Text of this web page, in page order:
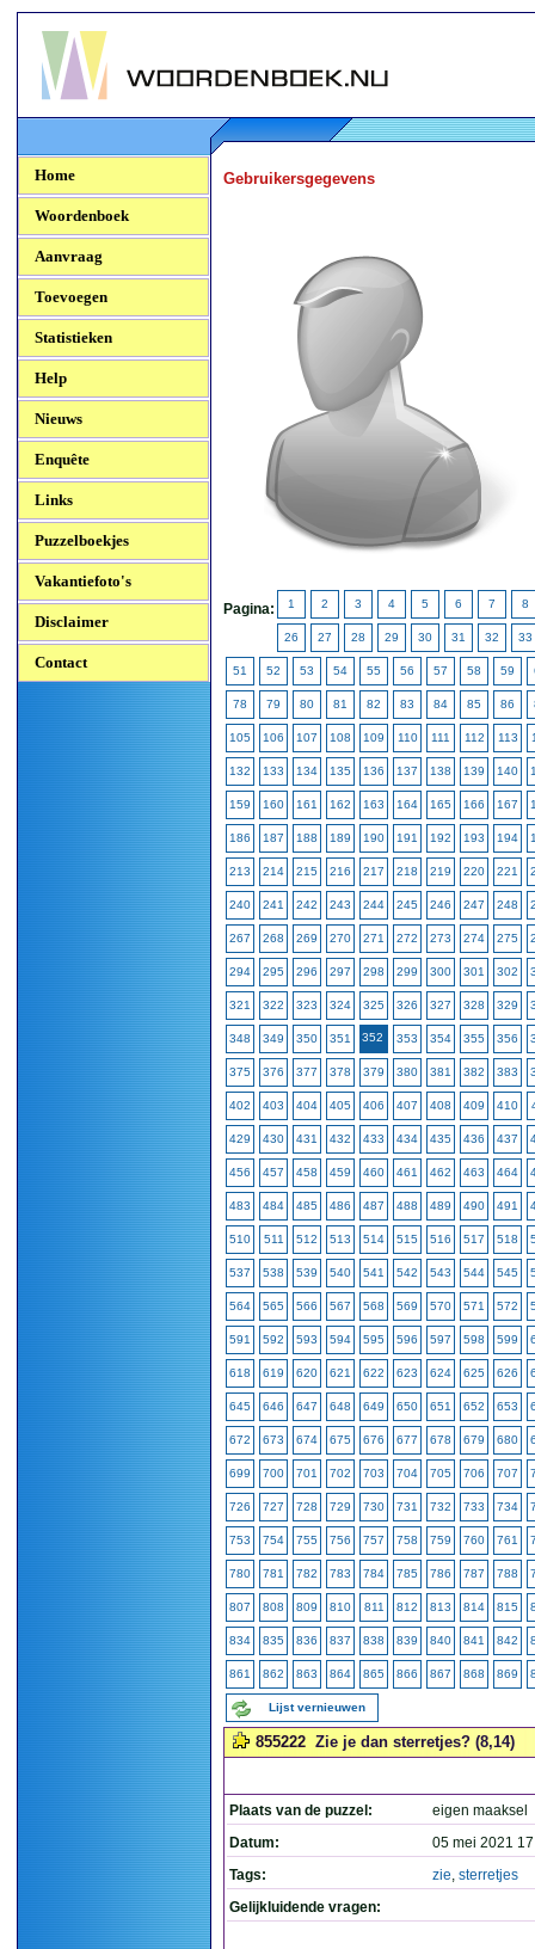
Woordenboek.NU
Home
Woordenboek
Aanvraag
Toevoegen
Statistieken
Help
Nieuws
Enquête
Links
Puzzelboekjes
Vakantiefoto's
Disclaimer
Contact
Gebruikersgegevens
Pagina: 1 2 3 4 5 6 7 8
26 27 28 29 30 31 32 33
51 52 53 54 55 56 57 58 59
78 79 80 81 82 83 84 85 86
105 106 107 108 109 110 111 112 113
132 133 134 135 136 137 138 139 140
159 160 161 162 163 164 165 166 167
186 187 188 189 190 191 192 193 194
213 214 215 216 217 218 219 220 221
240 241 242 243 244 245 246 247 248
267 268 269 270 271 272 273 274 275
294 295 296 297 298 299 300 301 302
321 322 323 324 325 326 327 328 329
348 349 350 351 352 353 354 355 356
375 376 377 378 379 380 381 382 383
402 403 404 405 406 407 408 409 410
429 430 431 432 433 434 435 436 437
456 457 458 459 460 461 462 463 464
483 484 485 486 487 488 489 490 491
510 511 512 513 514 515 516 517 518
537 538 539 540 541 542 543 544 545
564 565 566 567 568 569 570 571 572
591 592 593 594 595 596 597 598 599
618 619 620 621 622 623 624 625 626
645 646 647 648 649 650 651 652 653
672 673 674 675 676 677 678 679 680
699 700 701 702 703 704 705 706 707
726 727 728 729 730 731 732 733 734
753 754 755 756 757 758 759 760 761
780 781 782 783 784 785 786 787 788
807 808 809 810 811 812 813 814 815
834 835 836 837 838 839 840 841 842
861 862 863 864 865 866 867 868 869
Lijst vernieuwen
855222 Zie je dan sterretjes? (8,14)
Plaats van de puzzel:
eigen maaksel
Datum:
05 mei 2021
Tags:
zie, sterretjes
Gelijkluidende vragen: